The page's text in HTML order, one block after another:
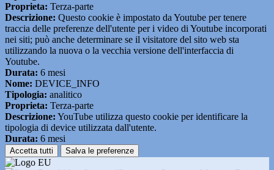
Proprieta: Terza-parte
Descrizione: Questo cookie è impostato da Youtube per tenere
traccia delle preferenze dell'utente per i video di Youtube incorporati
nei siti; può anche determinare se il visitatore del sito web sta
utilizzando la nuova o la vecchia versione dell'interfaccia di
Youtube.
Durata: 6 mesi
Nome: DEVICE_INFO
Tipologia: analitico
Proprieta: Terza-parte
Descrizione: YouTube utilizza questo cookie per identificare la
tipologia di device utilizzata dall'utente.
Durata: 6 mesi
Accetta tutti Salva le preferenze